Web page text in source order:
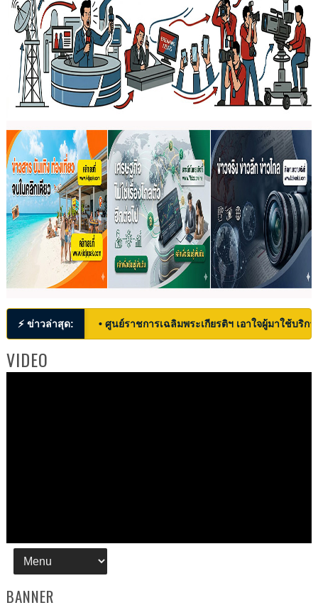
⚡ ข่าวล่าสุด: • ศูนย์ราชการเฉลิมพระเกียรติฯ เอาใจผู้มาใช้บริก
VIDEO
BANNER